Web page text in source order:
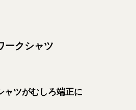
ークシャツ
ャツがむしろ端正に